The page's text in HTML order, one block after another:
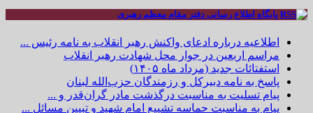
پایگاه اطلاع رسانی دفتر مقام معظم رهبری
اطلاعیه درباره ادعای واکنش رهبر انقلاب به نامه رئیس ...
مراسم اربعین در جوار محل شهادت رهبر انقلاب
استفتائات جدید (مرداد ماه ۱۴۰۵)
پاسخ به نامه دبیرکل و رزمندگان حزب‌الله لبنان
پیام تسلیت به مناسبت درگذشت مادر گران‌قدر و ...
پیام به مناسبت حماسه تشییع امام شهید و تبیین مسائل ...